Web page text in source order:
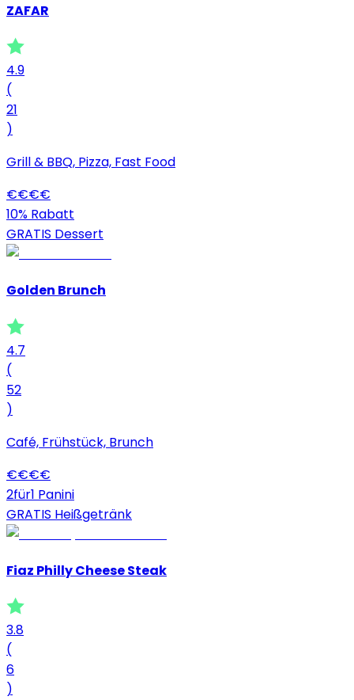
ZAFAR
4.9
(
21
)
Grill & BBQ, Pizza, Fast Food
€€€€
10% Rabatt
GRATIS Dessert
Golden Brunch
4.7
(
52
)
Café, Frühstück, Brunch
€€€€
2für1 Panini
GRATIS Heißgetränk
Fiaz Philly Cheese Steak
3.8
(
6
)